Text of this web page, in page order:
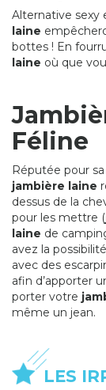
Alternative sexy
laine
bottes ! En
laine où que
Jambiè
Féline
Réputée pour
jambiè re laine
dessus de la
pour les mettre (
laine de
avez la
avec des
afin d’apporter
porter votre
même un jean.
LES